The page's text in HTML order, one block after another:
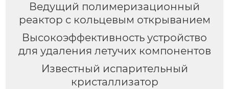
Ведущий полимеризационный
реактор c кольцевым открыванием
Высокоэффективность устройство
для удаления летучих компонентов
Известный испарительный
кристаллизатор